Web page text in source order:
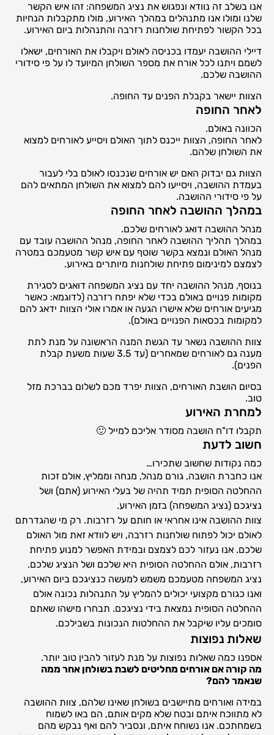
אנו בשלב זה נוודא ונפגוש את נציג המשפחה: זהו איש הקשר
שלנו ומולו אנו מתנהלים במהלך האירוע, מולו מתקבלות הנחיות
בכל הקשור לפתיחת שולחנות רזרבה והתנהלות ביום האירוע.
דיילי ההושבה יעמדו בכניסה לאולם ויקבלו את האורחים, ישאלו
לשמם ויתנו לכל אורח את מספר השולחן המיועד לו על פי סידורי
ההושבה שלכם.
הצוות יישאר בקבלת הפנים עד החופה.
לאחר החופה
הכוונה באולם.
לאחר החופה, הצוות ייכנס לתוך האולם ויסייע לאורחים למצוא
את השולחן שלהם.
הצוות גם יבדוק האם יש אורחים שנכנסו לאולם בלי לעבור
בעמדת ההושבה, ויסייעו להם למצוא את השולחן המתאים להם
על פי סידורי ההושבה.
במהלך ההושבה לאחר החופה
מנהל ההושבה דואג לאורחים שלכם.
במהלך תהליך ההושבה לאחר החופה, מנהל ההושבה עובד עם
מנהל האולם ונמצא בקשר שוטף עם איש קשר מטעמכם במטרה
לצמצם למינימום פתיחת שולחנות מיותרים באירוע.
בנוסף, מנהל ההושבה יחד עם נציג המשפחה דואגים לסגירת
מקומות פנויים באולם בכדי שלא יפתח רזרבה (לדוגמא: כאשר
מגיעים אורחים שלא אישרו הגעה או אמרו אולי הצוות ידאג להם
למקומות בכסאות הפנויים באולם).
צוות ההושבה נשאר עד הגשת המנה הראשונה על מנת לתת
מענה גם לאורחים שמאחרים (עד 3.5 שעות משעת קבלת
הפנים).
בסיום הושבת האורחים, הצוות יפרד מכם לשלום בברכת מזל
טוב.
למחרת האירוע
תקבלו דו"ח הושבה מסודר אליכם למייל 🙂
חשוב לדעת
כמה נקודות שחשוב שתכירו…
אנו כחברת הושבה, גורם מנהל, מנחה וממליץ, אולם זכות
ההחלטה הסופית תמיד תהיה של בעלי האירוע (אתם) ושל
נציגכם (נציג המשפחה) בזמן האירוע.
צוות ההושבה אינו אחראי או חותם על רזרבות. רק מי שהגדרתם
לאולם יכול לפתוח שולחנות רזרבה, ויש לוודא זאת מול האולם
שלכם. אנו נעזור לכם לצמצם ובמידת האפשר למנוע פתיחת
רזרבות, אולם ההחלטה הסופית היא שלכם ושל הנציג שלכם.
נציג המשפחה מטעמכם משמש למעשה כנציגכם ביום האירוע,
ואנו כגורם מקצועי יכולים להמליץ על התנהלות נכונה אולם
ההחלטה הסופית נמצאת בידי נציגכם. תבחרו מישהו שאתם
סומכים עליו שיקבל את ההחלטות הנכונות בשבילכם.
שאלות נפוצות
אספנו כמה שאלות נפוצות על מנת לעזור להבין טוב יותר.
מה קורה אם אורחים מחליטים לשבת בשולחן אחר ממה
שנאמר להם?
במידה ואורחים מתיישבים בשולחן שאינו שלהם, צוות ההושבה
לא מתווכח איתם ובטח שלא מקים אותם, הם באו לשמוח
בשמחתכם. אנו נשוחח איתם, ונסביר להם ואף נבקש מהם